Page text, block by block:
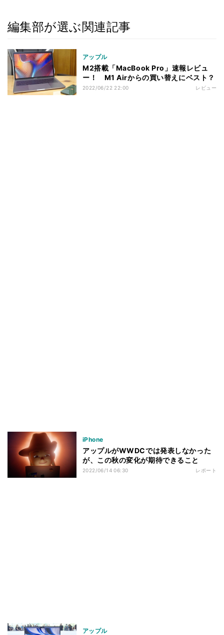
編集部が選ぶ関連記事
アップル
M2搭載「MacBook Pro」速報レビュ
ー！ M1 Airからの買い替えにベスト？
2022/06/22 22:00 レビュー
iPhone
アップルがWWDCでは発表しなかった
が、この秋の変化が期待できること
2022/06/14 06:30 レポート
アップル